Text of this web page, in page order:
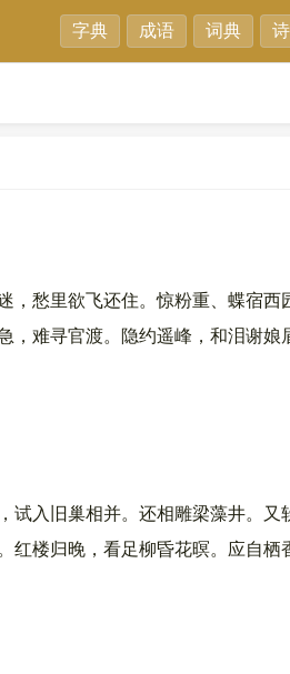
字典 成语 词典
愁里欲飞还住。惊粉重、蝶宿西
难寻官渡。隐约遥峰，和泪谢娘
入旧巢相并。还相雕梁藻井。又
归晚，看足柳昏花暝。应自栖